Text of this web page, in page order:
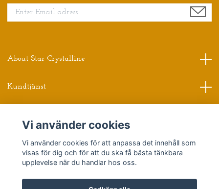
About Star Crystalline
Kundtjänst
Sociala medier
Vi använder cookies
Vi använder cookies för att anpassa det innehåll som
visas för dig och för att du ska få bästa tänkbara
upplevelse när du handlar hos oss.